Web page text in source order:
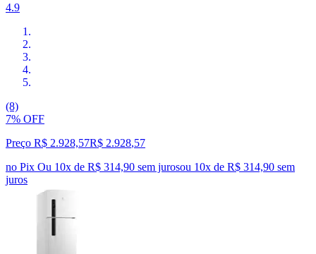
4.9
(8)
7% OFF
Preço R$ 2.928,57R$ 2.928,57
no Pix Ou 10x de R$ 314,90 sem jurosou 10x de R$ 314,90 sem
juros